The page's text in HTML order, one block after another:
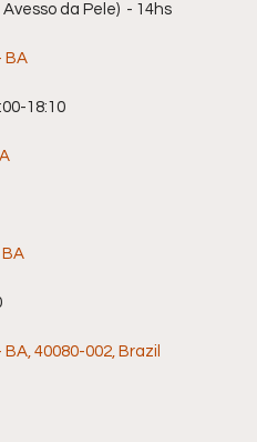
da Pele)  - 14hs
BA
18:10
40080-002, Brazil